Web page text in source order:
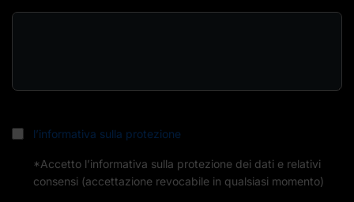
l’informativa sulla protezione
*Accetto l’informativa sulla protezione dei dati e relativi
consensi (accettazione revocabile in qualsiasi momento)